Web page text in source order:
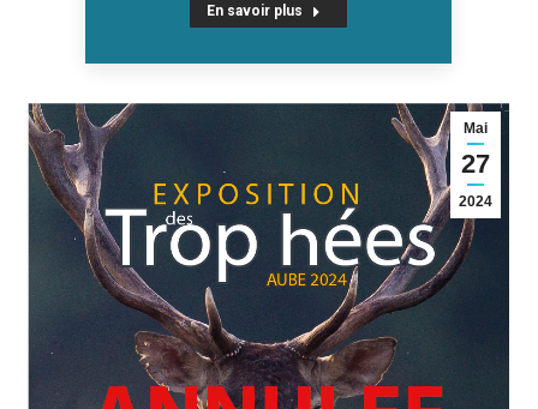
En savoir plus
Mai
27
2024